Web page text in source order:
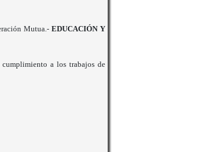
Mutua.-EDUCACIÓN Y
a los trabajos de